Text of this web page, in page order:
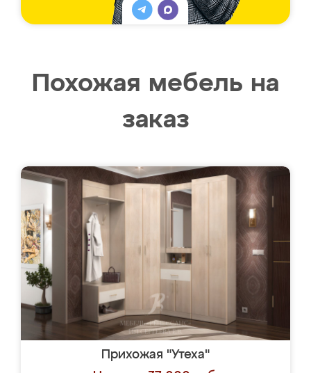
Похожая мебель на
заказ
Прихожая "Утеха"